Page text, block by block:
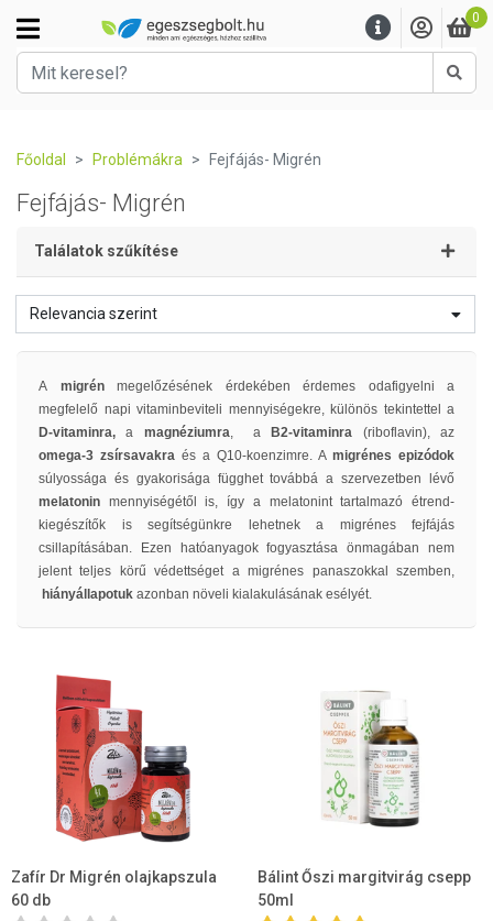
0
Főoldal Problémákra Fejfájás- Migrén
Fejfájás- Migrén
Találatok szűkítése
Relevancia szerint
A migrénmegelőzésének érdekében érdemes odafigyelni a
megfelelő napi vitaminbeviteli mennyiségekre, különös tekintettel a
D-vitaminra, a magnéziumra, a B2-vitaminra (riboflavin), az
omega-3 zsírsavakra és a Q10-koenzimre. A migrénes epizódok
súlyossága és gyakorisága függhet továbbá a szervezetben lévő
melatonin mennyiségétől is, így a melatonint tartalmazó étrend-
kiegészítők is segítségünkre lehetnek a migrénes fejfájás
csillapításában. Ezen hatóanyagok fogyasztása önmagában nem
jelent teljes körű védettséget a migrénes panaszokkal szemben,
hiányállapotuk azonban növeli kialakulásának esélyét.
Zafír Dr Migrén olajkapszula
60 db
Bálint Őszi margitvirág csepp
50ml